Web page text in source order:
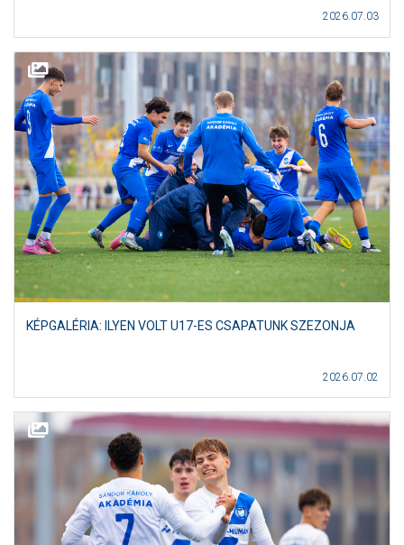
2026.07.03
KÉPGALÉRIA: ILYEN VOLT U17-ES CSAPATUNK SZEZONJA
2026.07.02